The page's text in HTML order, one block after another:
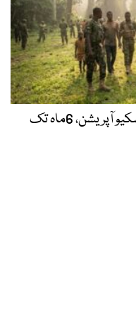
نائجیریا میں تاریخ کا سب سے بڑا ریسکیو آپریشن، 6ماہ تک